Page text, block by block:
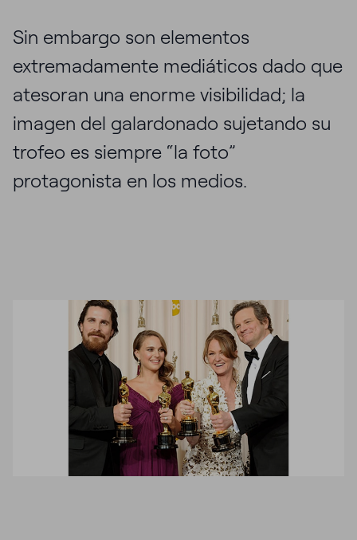
Sin embargo son elementos
extremadamente mediáticos dado que
atesoran una enorme visibilidad; la
imagen del galardonado sujetando su
trofeo es siempre “la foto”
protagonista en los medios.